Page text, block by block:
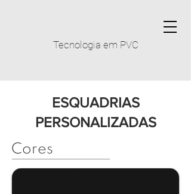
Tecnologia em PVC
ESQUADRIAS
PERSONALIZADAS
Cores